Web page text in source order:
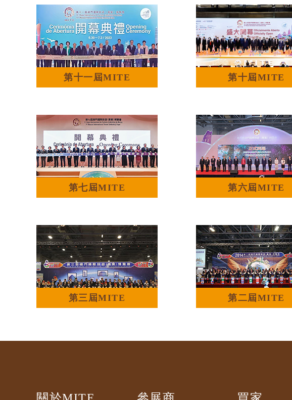
第十一屆MITE 第十屆MITE
第七屆MITE 第六屆MITE
第三屆MITE 第二屆MITE